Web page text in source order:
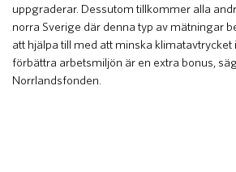
uppgraderar. Dessutom tillkommer alla
norra Sverige där denna typ av mätningar
att hjälpa till med att minska klimatavtrycket
förbättra arbetsmiljön är en extra bonus,
Norrlandsfonden.